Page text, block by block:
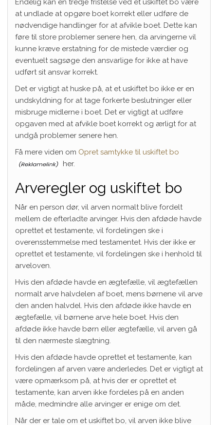
Endelig kan en tredje fristelse ved et uskiftet bo være
at undlade at opgøre boet korrekt eller udføre de
nødvendige handlinger for at afvikle boet. Dette kan
føre til store problemer senere hen, da arvingerne vil
kunne kræve erstatning for de mistede værdier og
eventuelt sagsøge den ansvarlige for ikke at have
udført sit ansvar korrekt.
Det er vigtigt at huske på, at et uskiftet bo ikke er en
undskyldning for at tage forkerte beslutninger eller
misbruge midlerne i boet. Det er vigtigt at udføre
opgaven med at afvikle boet korrekt og ærligt for at
undgå problemer senere hen.
Få mere viden om Opret samtykke til uskiftet bo
her.
Arveregler og uskiftet bo
Når en person dør, vil arven normalt blive fordelt
mellem de efterladte arvinger. Hvis den afdøde havde
oprettet et testamente, vil fordelingen ske i
overensstemmelse med testamentet. Hvis der ikke er
oprettet et testamente, vil fordelingen ske i henhold til
arveloven.
Hvis den afdøde havde en ægtefælle, vil ægtefællen
normalt arve halvdelen af boet, mens børnene vil arve
den anden halvdel. Hvis den afdøde ikke havde en
ægtefælle, vil børnene arve hele boet. Hvis den
afdøde ikke havde børn eller ægtefælle, vil arven gå
til den nærmeste slægtning.
Hvis den afdøde havde oprettet et testamente, kan
fordelingen af arven være anderledes. Det er vigtigt at
være opmærksom på, at hvis der er oprettet et
testamente, kan arven ikke fordeles på en anden
måde, medmindre alle arvinger er enige om det.
Når der er tale om et uskiftet bo, vil arven ikke blive